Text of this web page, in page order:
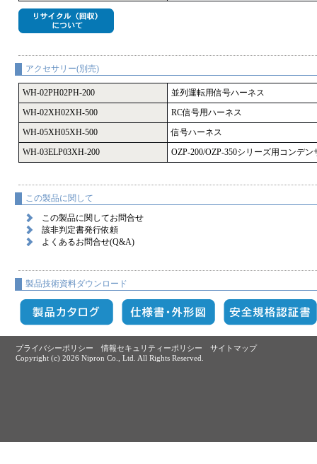
アクセサリー(別売)
WH-02PH02PH-200
並列運転用信号ハーネス
WH-02XH02XH-500
RC信号用ハーネス
WH-05XH05XH-500
信号ハーネス
WH-03ELP03XH-200
OZP-200/OZP-350シリーズ用コンデ
この製品に関して
この製品に関してお問合せ
該非判定書発行依頼
よくあるお問合せ(Q&A)
製品技術資料ダウンロード
プライバシーポリシー 情報セキュリティーポリシー
サイトマップ
Copyright (c) 2026 Nipron Co., Ltd. All Rights Reserved.